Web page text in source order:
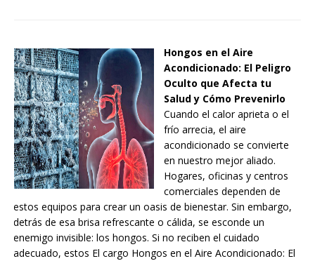
Hongos en el Aire
Acondicionado: El Peligro
Oculto que Afecta tu
Salud y Cómo Prevenirlo
Cuando el calor aprieta o el
frío arrecia, el aire
acondicionado se convierte
en nuestro mejor aliado.
Hogares, oficinas y centros
comerciales dependen de
estos equipos para crear un oasis de bienestar. Sin embargo,
detrás de esa brisa refrescante o cálida, se esconde un
enemigo invisible: los hongos. Si no reciben el cuidado
adecuado, estos El cargo Hongos en el Aire Acondicionado: El